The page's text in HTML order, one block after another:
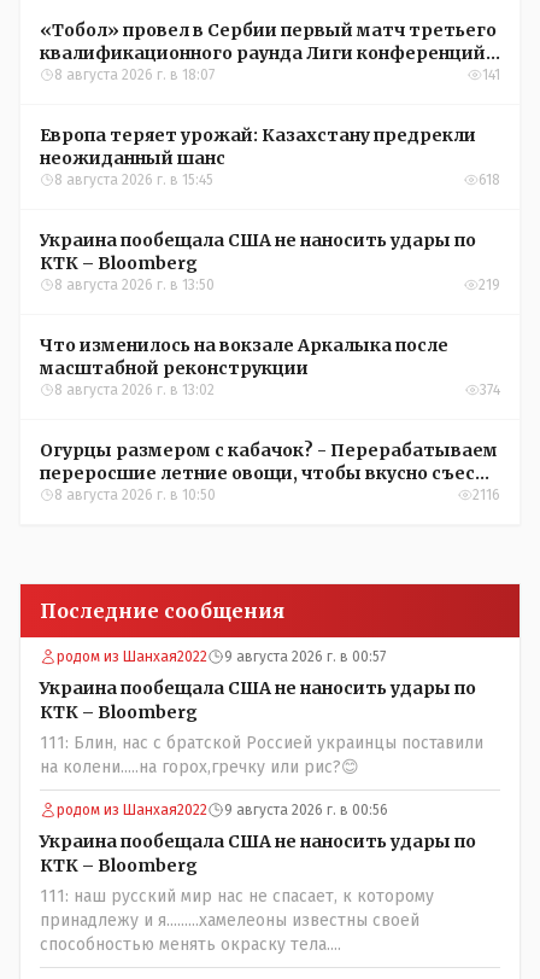
«Тобол» провел в Сербии первый матч третьего
квалификационного раунда Лиги конференций
УЕФА
8 августа 2026 г. в 18:07 141
Европа теряет урожай: Казахстану предрекли
неожиданный шанс
8 августа 2026 г. в 15:45 618
Украина пообещала США не наносить удары по
КТК – Bloomberg
8 августа 2026 г. в 13:50 219
Что изменилось на вокзале Аркалыка после
масштабной реконструкции
8 августа 2026 г. в 13:02 374
Огурцы размером с кабачок? - Перерабатываем
переросшие летние овощи, чтобы вкусно съесть
зимой
8 августа 2026 г. в 10:50 2116
Последние сообщения
родом из Шанхая2022 9 августа 2026 г. в 00:57
Украина пообещала США не наносить удары по
КТК – Bloomberg
111: Блин, нас с братской Россией украинцы поставили
на колени.....на горох,гречку или рис?😊
родом из Шанхая2022 9 августа 2026 г. в 00:56
Украина пообещала США не наносить удары по
КТК – Bloomberg
111: наш русский мир нас не спасает, к которому
принадлежу и я.........хамелеоны известны своей
способностью менять окраску тела....